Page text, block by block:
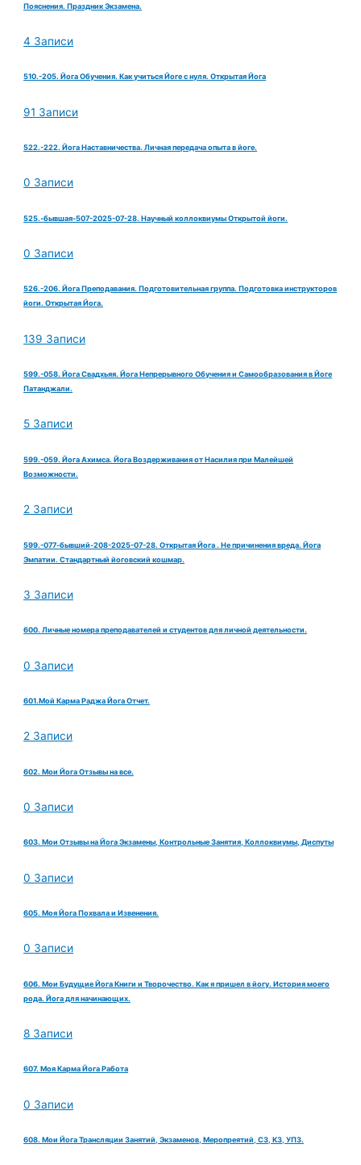
Пояснения. Праздник Экзамена.
4 Записи
510.-205. Йога Обучения. Как учиться Йоге с нуля. Открытая Йога
91 Записи
522.-222. Йога Наставничества. Личная передача опыта в йоге.
0 Записи
525.-бывшая-507-2025-07-28. Научный коллоквиумы Открытой йоги.
0 Записи
526.-206. Йога Преподавания. Подготовительная группа. Подготовка инструкторов
йоги. Открытая Йога.
139 Записи
599.-058. Йога Свадхьяя. Йога Непрерывного Обучения и Самообразования в Йоге
Патанджали.
5 Записи
599.-059. Йога Ахимса. Йога Воздерживания от Насилия при Малейшей
Возможности.
2 Записи
599.-077-бывший-208-2025-07-28. Открытая Йога . Не причинения вреда. Йога
Эмпатии. Стандартный йоговский кошмар.
3 Записи
600. Личные номера преподавателей и студентов для личной деятельности.
0 Записи
601.Мой Карма Раджа Йога Отчет.
2 Записи
602. Мои Йога Отзывы на все.
0 Записи
603. Мои Отзывы на Йога Экзамены, Контрольные Занятия, Коллоквиумы, Диспуты
0 Записи
605. Моя Йога Похвала и Извенения.
0 Записи
606. Мои Будущие Йога Книги и Творочество. Как я пришел в йогу. История моего
рода. Йога для начинающих.
8 Записи
607. Моя Карма Йога Работа
0 Записи
608. Мои Йога Трансляции Занятий, Экзаменов, Меропреятий, СЗ, КЗ, УПЗ.